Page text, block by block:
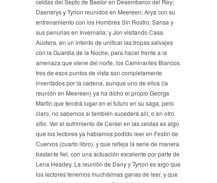
Daenerys y Tyrion reunidos en Meereen; Arya con su
entrenamiento con los Hombres Sin Rostro; Sansa y
sus penurias en Invernalia; y Jon visitando Casa
Austera, en un intento de unificar las tropas salvajes
con la Guardia de la Noche, para hacer frente a la
amenaza que viene del norte, los Caminantes Blancos.
tres de esos puntos de vista son completamente
inventados por la cadena, aunque uno de ellos (la
reunión en Meereen) ya ha dicho el propio George
Martin que tendrá lugar en el futuro en su saga, pero
claro, no sabemos si también sucederá allí, o en otro
sitio. Ver el sufrimiento de Cersei en las celdas es algo
que los lectores ya habíamos podido leer en Festín de
Cuervos (cuarto libro), y que refleja la serie de manera
bastante fiel, con una actuación excelente por parte de
Lena Headey. La reunión de Dany y Tyrion es algo que
los lectores tenemos muchísimas ganas de leer, y que